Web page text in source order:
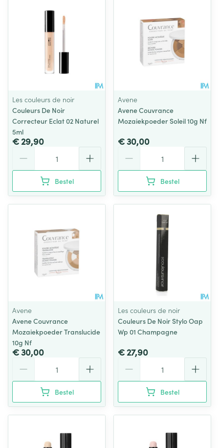
Les couleurs de noir
Couleurs De Noir
Correcteur Eclat 02 Naturel
5ml
€ 29,90
Bestel
Avene
Avene Couvrance
Mozaiekpoeder Soleil 10g Nf
€ 30,00
Bestel
Avene
Avene Couvrance
Mozaiekpoeder Translucide
10g Nf
€ 30,00
Bestel
Les couleurs de noir
Couleurs De Noir Stylo Oap
Wp 01 Champagne
€ 27,90
Bestel